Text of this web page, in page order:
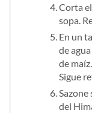
Corta
sopa.
En un
de
de
Sigue
Sazone
del